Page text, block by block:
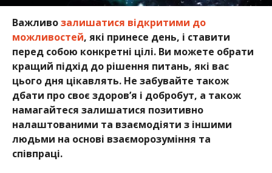
Важливозалишатися відкритими до
можливостей, які принесе день, і ставити
перед собою конкретні цілі. Ви можете обрати
кращий підхід до рішення питань, які вас
цього дня цікавлять. Не забувайте також
дбати про своє здоров’я і добробут, а також
намагайтеся залишатися позитивно
налаштованими та взаємодіяти з іншими
людьми на основі взаєморозуміння та
співпраці.